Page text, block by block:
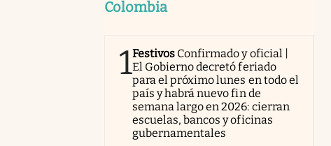
Colombia
1Festivos Confirmado y oficial |
El Gobierno decretó feriado
para el próximo lunes en todo el
país y habrá nuevo fin de
semana largo en 2026: cierran
escuelas, bancos y oficinas
gubernamentales